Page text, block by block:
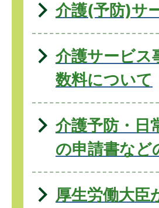
介護(予防)サ
介護サービス
数料について
介護予防・日
の申請書など
厚生労働大臣